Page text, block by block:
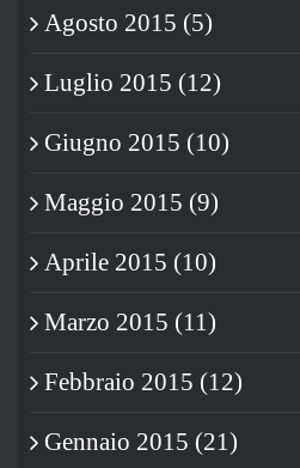
Agosto 2015 (5)
Luglio 2015 (12)
Giugno 2015 (10)
Maggio 2015 (9)
Aprile 2015 (10)
Marzo 2015 (11)
Febbraio 2015 (12)
Gennaio 2015 (21)